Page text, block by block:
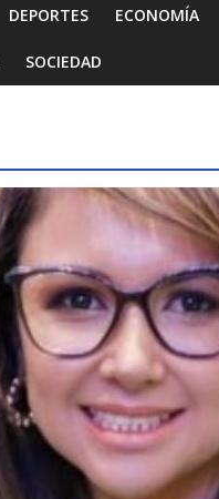
DEPORTES ECONOMÍA
SOCIEDAD